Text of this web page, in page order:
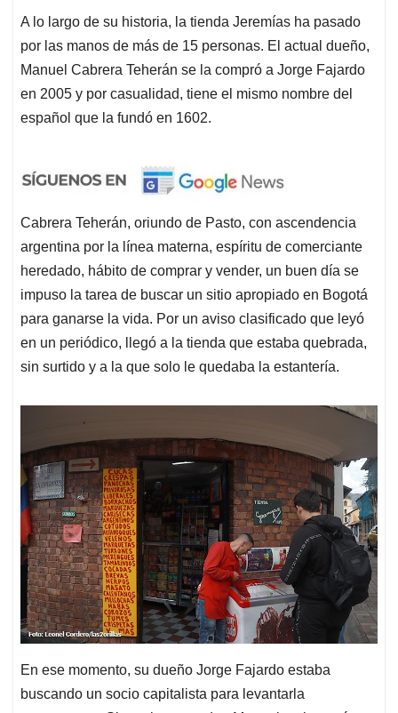
A lo largo de su historia, la tienda Jeremías ha pasado
por las manos de más de 15 personas. El actual dueño,
Manuel Cabrera Teherán se la compró a Jorge Fajardo
en 2005 y por casualidad, tiene el mismo nombre del
español que la fundó en 1602.
Cabrera Teherán, oriundo de Pasto, con ascendencia
argentina por la línea materna, espíritu de comerciante
heredado, hábito de comprar y vender, un buen día se
impuso la tarea de buscar un sitio apropiado en Bogotá
para ganarse la vida. Por un aviso clasificado que leyó
en un periódico, llegó a la tienda que estaba quebrada,
sin surtido y a la que solo le quedaba la estantería.
En ese momento, su dueño Jorge Fajardo estaba
buscando un socio capitalista para levantarla